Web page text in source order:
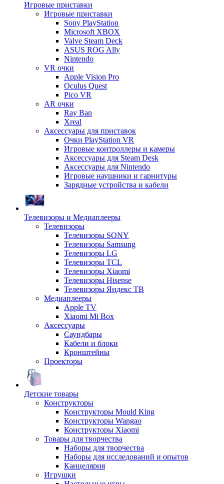
Игровые приставки
Игровые приставки
Sony PlayStation
Microsoft XBOX
Valve Steam Deck
ASUS ROG Ally
Nintendo
VR очки
Apple Vision Pro
Oculus Quest
Pico VR
AR очки
Ray Ban
Xreal
Аксессуары для приставок
Очки PlayStation VR
Игровые контроллеры и камеры
Аксессуары для Steam Desk
Аксессуары для Nintendo
Игровые наушники и гарнитуры
Зарядные устройства и кабели
Телевизоры и Медиаплееры
Телевизоры
Телевизоры SONY
Телевизоры Samsung
Телевизоры LG
Телевизоры TCL
Телевизоры Xiaomi
Телевизоры Hisense
Телевизоры Яндекс ТВ
Медиаплееры
Apple TV
Xiaomi Mi Box
Аксессуары
Саундбары
Кабели и блоки
Кронштейны
Проекторы
Детские товары
Конструкторы
Конструкторы Mould King
Конструкторы Wangao
Конструкторы Xiaomi
Товары для творчества
Наборы для творчества
Наборы для исследований и опытов
Канцелярия
Игрушки